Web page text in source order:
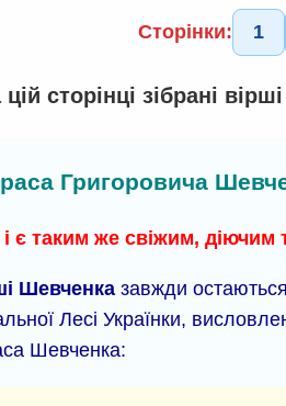
Сторінки: 1
цій сторінці зібрані
Григоровича
є таким же свіжим,
Шевченказавжди
Лесі Українки,
Шевченка: